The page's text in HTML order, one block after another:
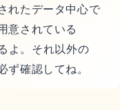
れたデータ中心で
意されている
よ。それ以外の
確認してね。